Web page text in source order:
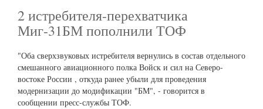
2 истребителя-перехватчика
Миг-31БМ пополнили ТОФ
"Оба сверхзвуковых истребителя вернулись в состав отдельного
смешанного авиационного полка Войск и сил на Северо-
востоке России , откуда ранее убыли для проведения
модернизации до модификации "БМ", - говорится в
сообщении пресс-службы ТОФ.